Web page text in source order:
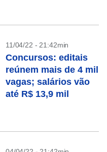
11/04/22 - 21:42min
Concursos: editais
reúnem mais de 4 mil
vagas; salários vão
até R$ 13,9 mil